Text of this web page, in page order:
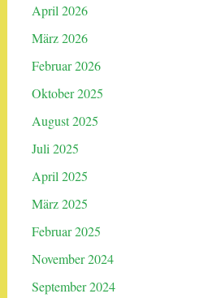
April 2026
März 2026
Februar 2026
Oktober 2025
August 2025
Juli 2025
April 2025
März 2025
Februar 2025
November 2024
September 2024